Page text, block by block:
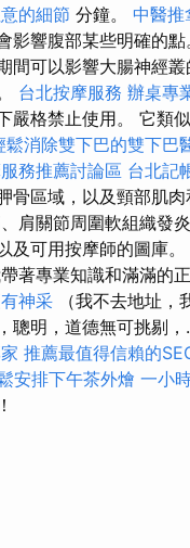
的細節 分鐘。 中醫推
影響腹部某些明確的點
間可以影響大腸神經叢
台北按摩服務 辦桌專
嚴格禁止使用。 它類
鬆消除雙下巴的雙下巴
務推薦討論區 台北記
區域，以及頸部肌肉
肩關節周圍軟組織發
及可用按摩師的圖庫。
著專業知識和滿滿的
神采 （我不去地址，
聰明，道德無可挑剔，
推薦最值得信賴的
安排下午茶外燴 一小